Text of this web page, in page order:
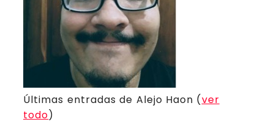
Últimas entradas de Alejo Haon (ver
todo)